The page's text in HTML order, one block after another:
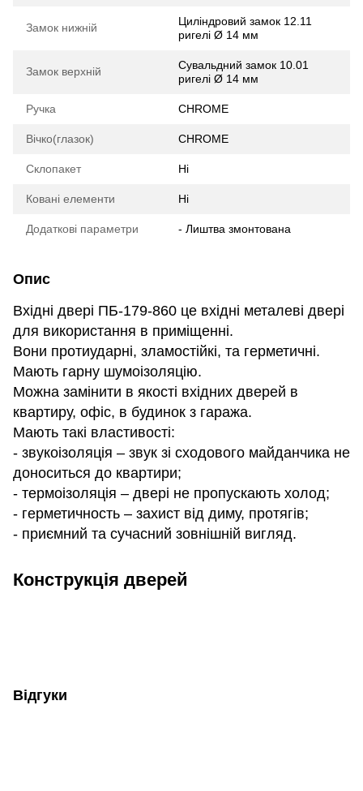
Замок нижній
Циліндровий замок 12.11
ригелі Ø 14 мм
Замок верхній
Сувальдний замок 10.01
ригелі Ø 14 мм
Ручка CHROME
Вічко(глазок) CHROME
Склопакет Ні
Ковані елементи Ні
Додаткові параметри - Лиштва змонтована
Опис
Вхідні двері ПБ-179-860 це вхідні металеві двері
для використання в приміщенні.
Вони протиударні, зламостійкі, та герметичні.
Мають гарну шумоізоляцію.
Можна замінити в якості вхідних дверей в
квартиру, офіс, в будинок з гаража.
Мають такі властивості:
- звукоізоляція – звук зі сходового майданчика не
доноситься до квартири;
- термоізоляція – двері не пропускають холод;
- герметичность – захист від диму, протягів;
- приємний та сучасний зовнішній вигляд.
Конструкція дверей
Відгуки